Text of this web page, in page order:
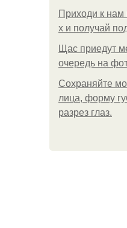
Приходи к нам
х и получай
Щас приедут
очередь на
Сохраняйте
лица, форму
разрез глаз.